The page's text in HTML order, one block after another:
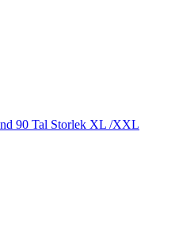
90 Tal Storlek XL /XXL